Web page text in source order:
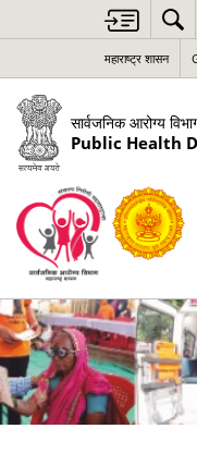
महाराष्ट्र शासन
सार्वजनिक आरोग्य
Public Health